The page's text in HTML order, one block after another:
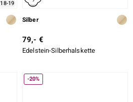
18-19
Silber
79,- €
Edelstein-Silberhalskette
-20%